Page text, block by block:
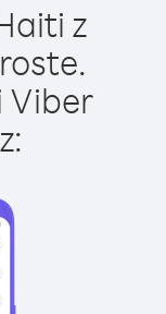
z
Viber